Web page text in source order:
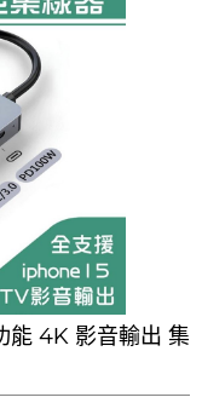
能 4K 影音輸出 集